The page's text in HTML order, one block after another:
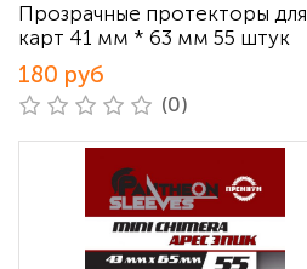
Прозрачные протекторы для
карт 41 мм * 63 мм 55 штук
180 руб
(0)